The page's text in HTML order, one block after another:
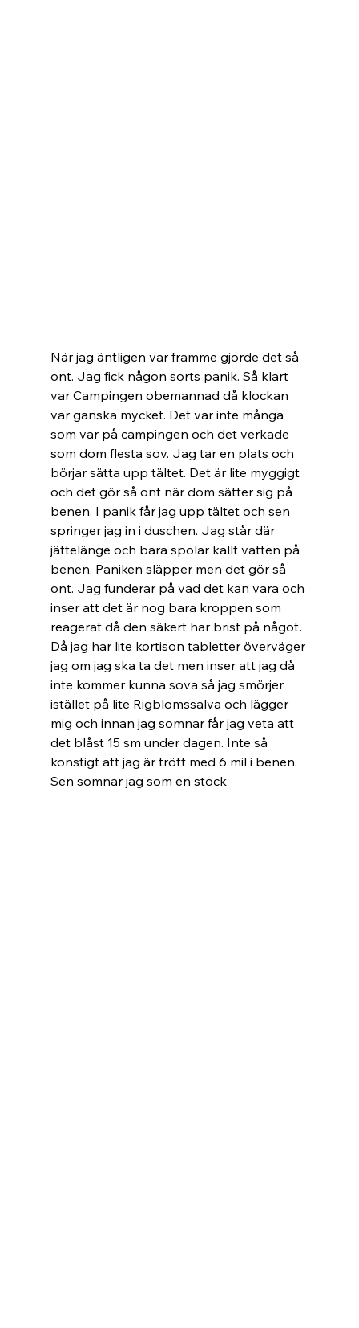
När jag äntligen var framme gjorde det så
ont. Jag fick någon sorts panik. Så klart
var Campingen obemannad då klockan
var ganska mycket. Det var inte många
som var på campingen och det verkade
som dom flesta sov. Jag tar en plats och
börjar sätta upp tältet. Det är lite myggigt
och det gör så ont när dom sätter sig på
benen. I panik får jag upp tältet och sen
springer jag in i duschen. Jag står där
jättelänge och bara spolar kallt vatten på
benen. Paniken släpper men det gör så
ont. Jag funderar på vad det kan vara och
inser att det är nog bara kroppen som
reagerat då den säkert har brist på något.
Då jag har lite kortison tabletter överväger
jag om jag ska ta det men inser att jag då
inte kommer kunna sova så jag smörjer
istället på lite Rigblomssalva och lägger
mig och innan jag somnar får jag veta att
det blåst 15 sm under dagen. Inte så
konstigt att jag är trött med 6 mil i benen.
Sen somnar jag som en stock